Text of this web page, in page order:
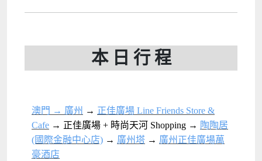
本 日 行 程
澳門 → 廣州 → 正佳廣場 Line Friends Store &
Cafe → 正佳廣場 + 時尚天河 Shopping → 陶陶居
(國際金融中心店) → 廣州塔 → 廣州正佳廣場萬
豪酒店